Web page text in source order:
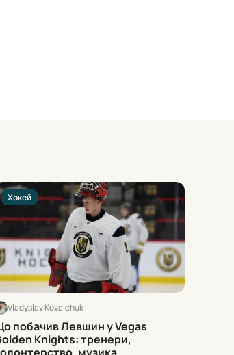
Хокей
Vladyslav Kovalchuk
побачив Левшин у Vegas
Knights: тренери,